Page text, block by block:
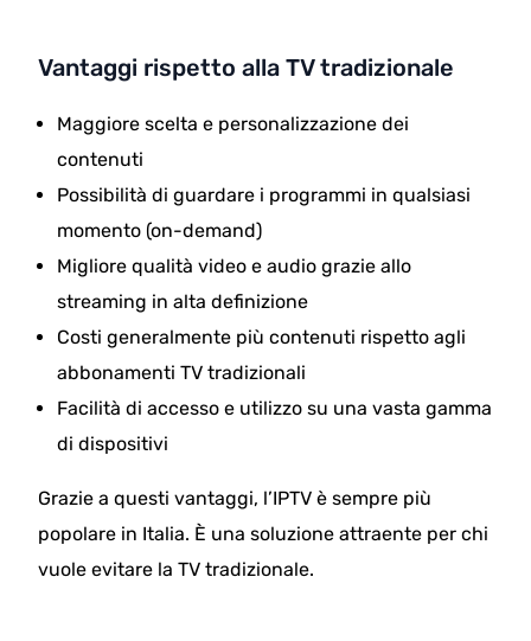
Vantaggi rispetto alla TV tradizionale
Maggiore scelta e personalizzazione dei
contenuti
Possibilità di guardare i programmi in qualsiasi
momento (on-demand)
Migliore qualità video e audio grazie allo
streaming in alta definizione
Costi generalmente più contenuti rispetto agli
abbonamenti TV tradizionali
Facilità di accesso e utilizzo su una vasta gamma
di dispositivi
Grazie a questi vantaggi, l’IPTV è sempre più
popolare in Italia. È una soluzione attraente per chi
vuole evitare la TV tradizionale.